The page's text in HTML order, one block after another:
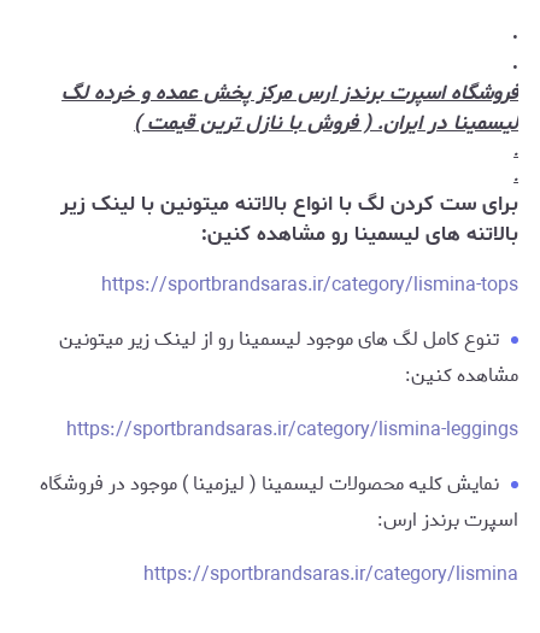
.
.
فروشگاه اسپرت برندز ارس مرکز پخش عمده و خرده لگ
لیسمینا در ایران. ( فروش با نازل ترین قیمت )
.
.
برای ست کردن لگ با انواع بالاتنه میتونین با لینک زیر
بالاتنه های لیسمینا رو مشاهده کنین:
https://sportbrandsaras.ir/category/lismina-tops
تنوع کامل لگ های موجود لیسمینا رو از لینک زیر میتونین
مشاهده کنین:
https://sportbrandsaras.ir/category/lismina-leggings
نمایش کلیه محصولات لیسمینا ( لیزمینا ) موجود در فروشگاه
اسپرت برندز ارس:
https://sportbrandsaras.ir/category/lismina